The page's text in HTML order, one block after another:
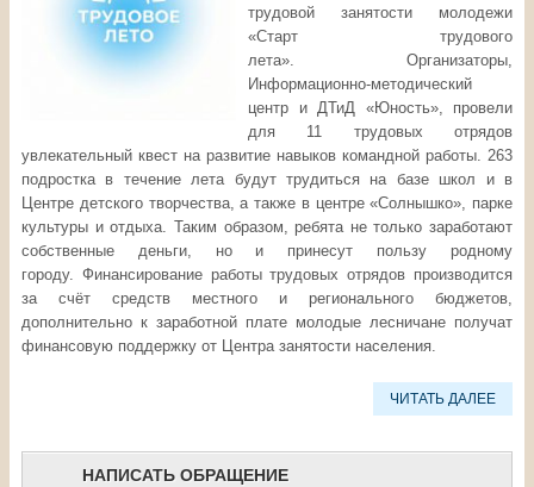
трудовой занятости молодежи
«Старт трудового
лета». Организаторы,
Информационно‑методический
центр и ДТиД «Юность», провели
для 11 трудовых отрядов
увлекательный квест на развитие навыков командной работы. 263
подростка в течение лета будут трудиться на базе школ и в
Центре детского творчества, а также в центре «Солнышко», парке
культуры и отдыха. Таким образом, ребята не только заработают
собственные деньги, но и принесут пользу родному
городу. Финансирование работы трудовых отрядов производится
за счёт средств местного и регионального бюджетов,
дополнительно к заработной плате молодые лесничане получат
финансовую поддержку от Центра занятости населения.
ЧИТАТЬ ДАЛЕЕ
НАПИСАТЬ ОБРАЩЕНИЕ